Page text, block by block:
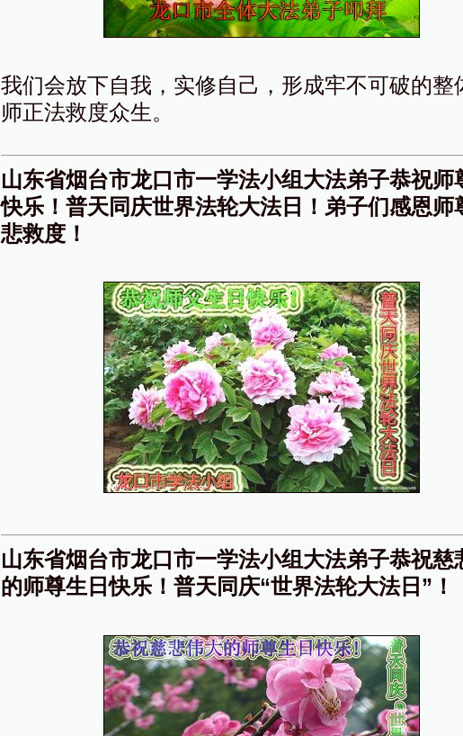
我们会放下自我，实修自己，形成牢不可破的整
师正法救度众生。
山东省烟台市龙口市一学法小组大法弟子恭祝师
快乐！普天同庆世界法轮大法日！弟子们感恩师
悲救度！
山东省烟台市龙口市一学法小组大法弟子恭祝慈
的师尊生日快乐！普天同庆“世界法轮大法日”！